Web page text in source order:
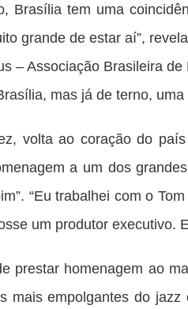
Brasília tem uma
grande de estar aí”,
– Associação Brasileira
mas já de terno,
volta ao coração do
a um dos
“Eu trabalhei com o
um produtor executivo.
prestar homenagem ao
mais empolgantes do